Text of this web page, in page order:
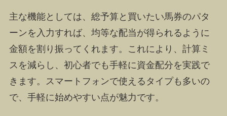
主な機能としては、総予算と買いたい馬券のパタ
ーンを入力すれば、均等な配当が得られるように
金額を割り振ってくれます。これにより、計算ミ
スを減らし、初心者でも手軽に資金配分を実践で
きます。スマートフォンで使えるタイプも多いの
で、手軽に始めやすい点が魅力です。